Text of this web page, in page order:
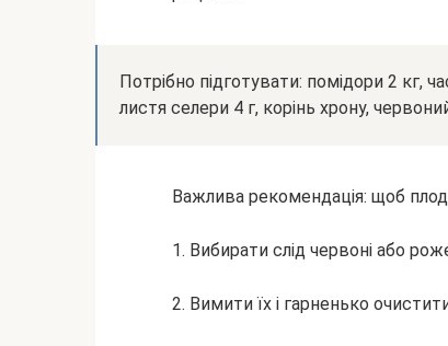
Потрібно підготувати: помідори 2 кг,
листя селери 4 г, корінь хрону,
Важлива рекомендація: щоб
1. Вибирати слід червоні або
2. Вимити їх і гарненько